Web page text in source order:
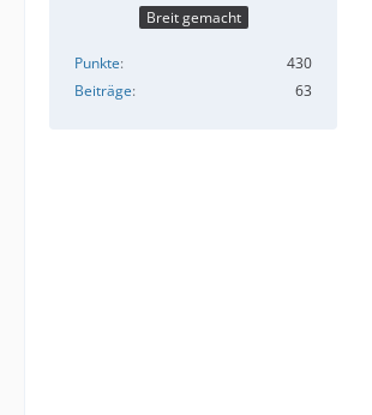
Breit gemacht
Punkte
430
Beiträge
63